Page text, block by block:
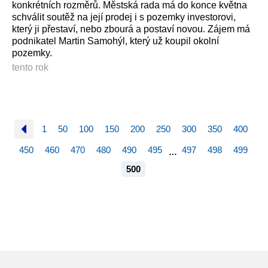
konkrétních rozměrů. Městská rada má do konce května
schválit soutěž na její prodej i s pozemky investorovi,
který ji přestaví, nebo zbourá a postaví novou. Zájem má
podnikatel Martin Samohýl, který už koupil okolní
pozemky.
tento rok
1 50 100 150 200 250 300 350 400
450 460 470 480 490 495 … 497 498
499
500